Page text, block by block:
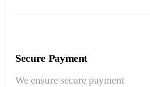
Secure Payment
We ensure secure payment